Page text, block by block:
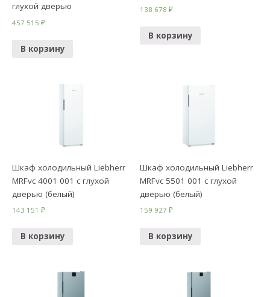
глухой дверью
457 515₽
В корзину
138 678₽
В корзину
Шкаф холодильный Liebherr
MRFvc 4001 001 с глухой
дверью (белый)
143 151₽
В корзину
Шкаф холодильный Liebherr
MRFvc 5501 001 с глухой
дверью (белый)
159 927₽
В корзину